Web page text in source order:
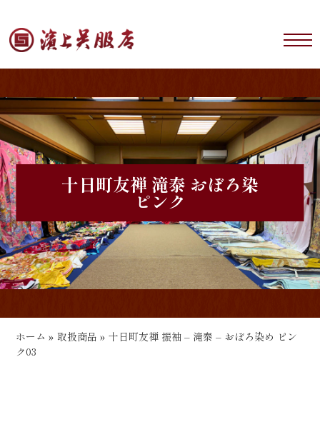
十日町友禅 滝泰 おぼろ染
ピンク
ホーム »取扱商品 »十日町友禅 振袖 – 滝泰 – おぼろ染め ピン
ク03